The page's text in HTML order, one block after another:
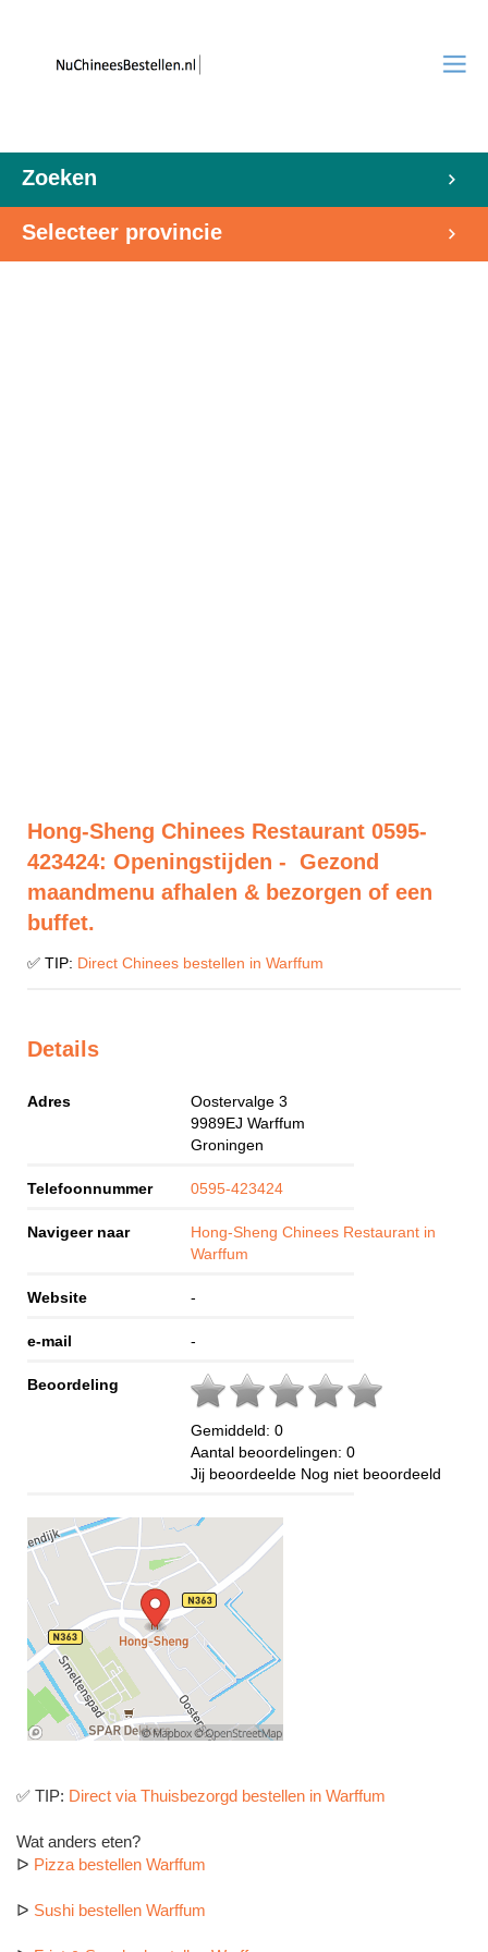
Zoeken
Selecteer provincie
Hong-Sheng Chinees Restaurant 0595-
423424: Openingstijden - Gezond
maandmenu afhalen & bezorgen of een
buffet.
✅ TIP: Direct Chinees bestellen in Warffum
Details
Adres
Oostervalge 3
9989EJ Warffum
Groningen
Telefoonnummer 0595-423424
Navigeer naar
Hong-Sheng Chinees Restaurant in
Warffum
Website -
e-mail -
Beoordeling
Gemiddeld: 0
Aantal beoordelingen: 0
Jij beoordeelde Nog niet beoordeeld
✅ TIP: Direct via Thuisbezorgd bestellen in Warffum
Wat anders eten?
ᐅ Pizza bestellen Warffum
ᐅ Sushi bestellen Warffum